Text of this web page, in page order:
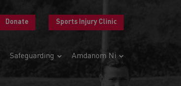
Donate Sports Injury Clinic
Safeguarding Amdanom Ni